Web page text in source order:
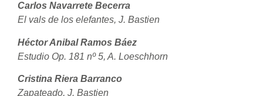
Carlos Navarrete Becerra
El vals de los elefantes, J. Bastien
Héctor Anibal Ramos Báez
Estudio Op. 181 nº 5, A. Loeschhorn
Cristina Riera Barranco
Zapateado, J. Bastien